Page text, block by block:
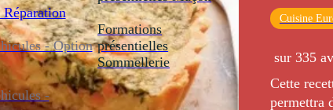
- Option
-
Formations
présentielles
Sommellerie
Cuisine
sur 335
Cette
permettra